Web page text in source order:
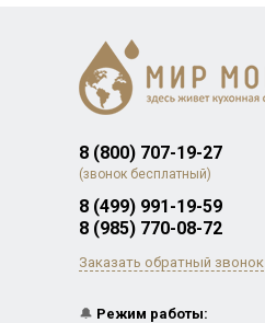
8 (800) 707-19-27
(звонок бесплатный)
8 (499) 991-19-59
8 (985) 770-08-72
Заказать обратный звонок
🔔 Режим работы: